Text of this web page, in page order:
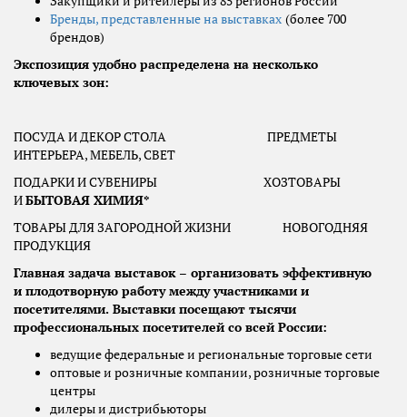
Бренды, представленные на выставках (более 700
брендов)
Экспозиция удобно распределена на несколько
ключевых зон:
ПОСУДА И ДЕКОР СТОЛА ПРЕДМЕТЫ
ИНТЕРЬЕРА, МЕБЕЛЬ, СВЕТ
ПОДАРКИ И СУВЕНИРЫ ХОЗТОВАРЫ
ИБЫТОВАЯ ХИМИЯ*
ТОВАРЫ ДЛЯ ЗАГОРОДНОЙ ЖИЗНИ НОВОГОДНЯЯ
ПРОДУКЦИЯ
Главная задача выставок – организовать эффективную
и плодотворную работу между участниками и
посетителями. Выставки посещают тысячи
профессиональных посетителей со всей России:
ведущие федеральные и региональные торговые сети
оптовые и розничные компании, розничные торговые
центры
дилеры и дистрибьюторы